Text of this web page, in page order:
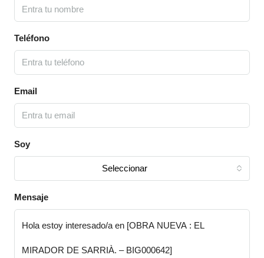
Teléfono
Email
Soy
Seleccionar
Mensaje